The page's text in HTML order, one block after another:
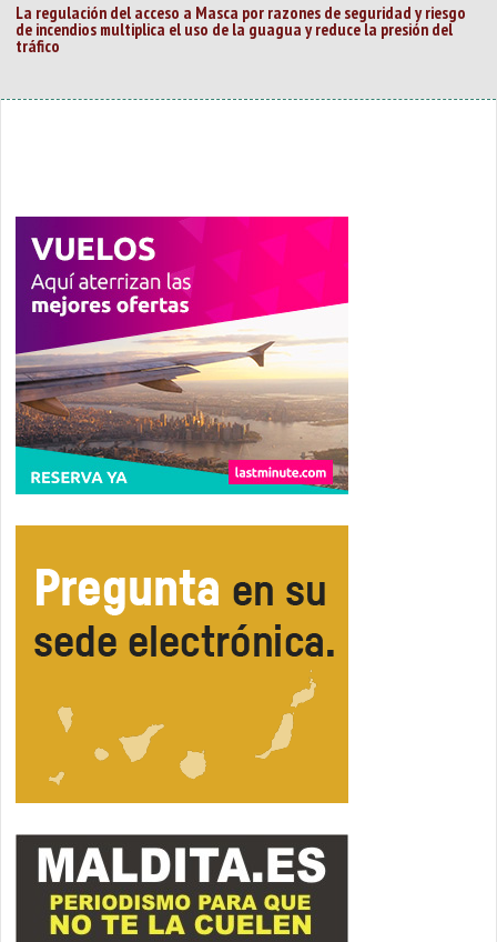
La regulación del acceso a Masca por razones de seguridad y riesgo
de incendios multiplica el uso de la guagua y reduce la presión del
tráfico